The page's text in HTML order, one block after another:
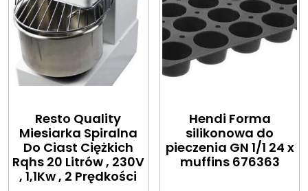
Resto Quality
Miesiarka Spiralna
Do Ciast Ciężkich
Rqhs 20 Litrów , 230V
, 1,1Kw , 2 Prędkości
Hendi Forma
silikonowa do
pieczenia GN 1/1 24 x
muffins 676363